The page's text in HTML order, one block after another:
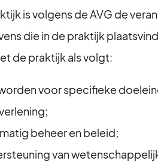
is volgens de AVG de
die in de praktijk
de praktijk als volgt:
voor specifieke
beheer en beleid;
van